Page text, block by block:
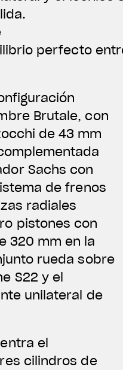
perfecto
Brutale, con
de 43 mm
Sachs con
de frenos
radiales
pistones con
320 mm en la
rueda sobre
S22 y el
unilateral de
el
cilindros de